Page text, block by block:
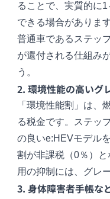
ることで、実質的に
できる場合がありま
普通車であるステッ
が還付される仕組み
う。
2. 環境性能の高いグ
「環境性能割」は、
る税金です。ステッ
の良いe:HEVモデル
割が非課税（0％）
用の抑制には、グレ
3. 身体障害者手帳な